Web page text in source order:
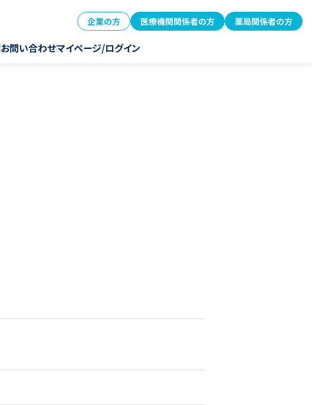
企業の方 医療機関関係者の方 薬局関係者の方
お問い合わせマイページ/ログイン